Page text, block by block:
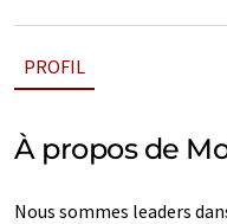
PROFIL
À propos de
Nous sommes leaders